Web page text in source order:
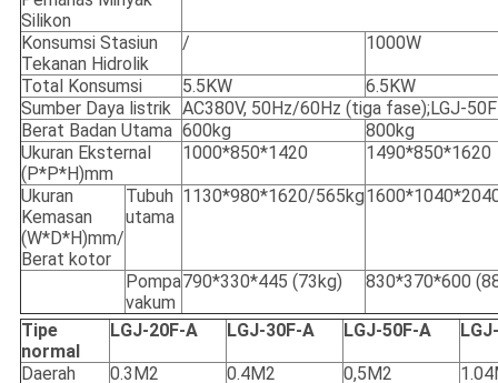
Silikon
Konsumsi Stasiun
Tekanan Hidrolik
/ 1000W
Total Konsumsi 5.5KW
6.5KW
Sumber Daya listrik AC380V, 50Hz/60Hz (tiga fase);LGJ-
Berat Badan Utama 600kg
800kg
Ukuran Eksternal
(P*P*H)mm
1000*850*1420 1490*850*1620
Ukuran
Kemasan
(W*D*H)mm/
Berat kotor
Tubuh
utama
1130*980*1620/565kg
Pompa
vakum
790*330*445 (73kg) 830*370*600
Tipe
normal
LGJ-20F-A LGJ-30F-A LGJ-50F-A
Daerah
0.3M2 0.4M2 0,5M2